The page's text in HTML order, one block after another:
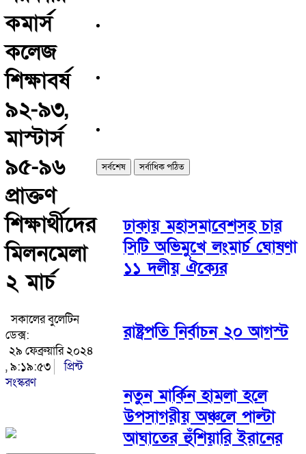
কমার্স
কলেজ
শিক্ষাবর্ষ
৯২-৯৩,
মাস্টার্স
৯৫-৯৬
প্রাক্তণ
শিক্ষার্থীদের
মিলনমেলা
২ মার্চ
সকালের বুলেটিন
ডেক্স:
২৯ ফেব্রুয়ারি ২০২৪
, ৯:১৯:৫৩
প্রিন্ট
সংস্করণ
সর্বশেষ সর্বাধিক পঠিত
ঢাকায় মহাসমাবেশসহ চার
সিটি অভিমুখে লংমার্চ ঘোষণা
১১ দলীয় ঐক্যের
রাষ্ট্রপতি নির্বাচন ২০ আগস্ট
নতুন মার্কিন হামলা হলে
উপসাগরীয় অঞ্চলে পাল্টা
আঘাতের হুঁশিয়ারি ইরানের